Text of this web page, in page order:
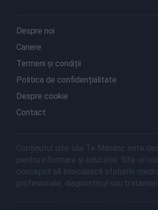
Despre noi
Cariere
Termeni și condiții
Politica de confidențialitate
Despre cookie
Contact
Conținutul site-ului Te Mănânc este
pentru informare și educație. Site-ul
conceput să înlocuiască sfaturile
profesionale, diagnosticul sau